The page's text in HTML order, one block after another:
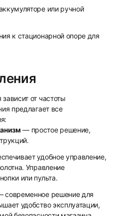
или ручной
к стационарной опоре для
от частоты
предлагает все
— простое решение,
удобное управление,
Управление
или пульта.
решение для
удобство эксплуатации,